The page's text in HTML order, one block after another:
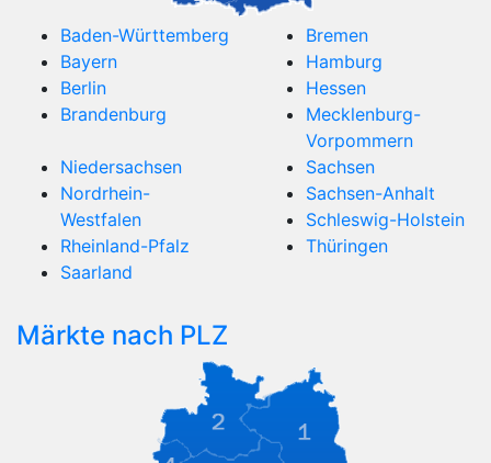
Baden-Württemberg
Bayern
Berlin
Brandenburg
Bremen
Hamburg
Hessen
Mecklenburg-
Vorpommern
Niedersachsen
Nordrhein-
Westfalen
Rheinland-Pfalz
Saarland
Sachsen
Sachsen-Anhalt
Schleswig-Holstein
Thüringen
Märkte nach PLZ